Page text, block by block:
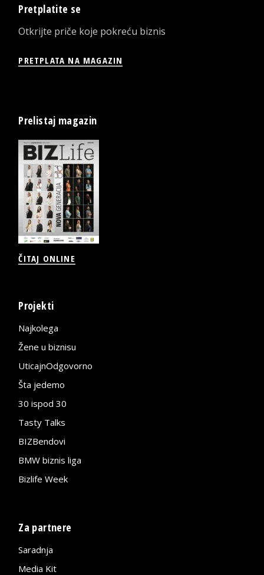
Pretplatite se
Otkrijte priče koje pokreću biznis
PRETPLATA NA MAGAZIN
Prelistaj magazin
ČITAJ ONLINE
Projekti
Najkolega
Žene u biznisu
UticajnOdgovorno
Šta jedemo
30 ispod 30
Tasty Talks
BIZBendovi
BMW biznis liga
Bizlife Week
Za partnere
Saradnja
Media Kit